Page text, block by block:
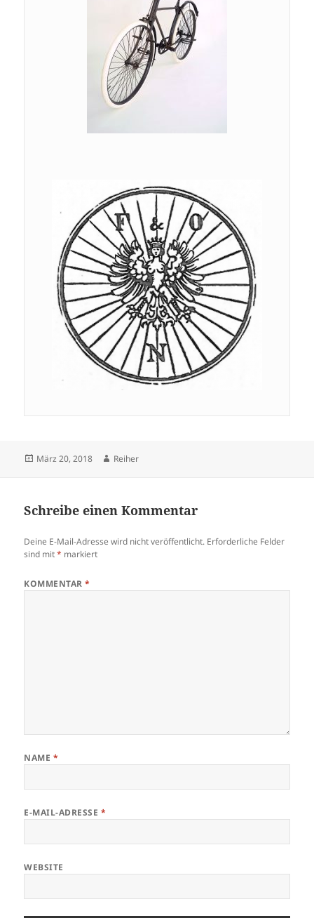
Veröffentlicht
März 20, 2018 Autor
Reiher
Schreibe einen Kommentar
Deine E-Mail-Adresse wird nicht veröffentlicht. Erforderliche Felder
sind mit* markiert
KOMMENTAR*
NAME *
E-MAIL-ADRESSE *
WEBSITE